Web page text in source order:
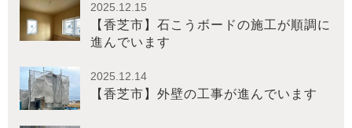
2025.12.15
【香芝市】石こうボードの施工が順調に
進んでいます
2025.12.14
【香芝市】外壁の工事が進んでいます